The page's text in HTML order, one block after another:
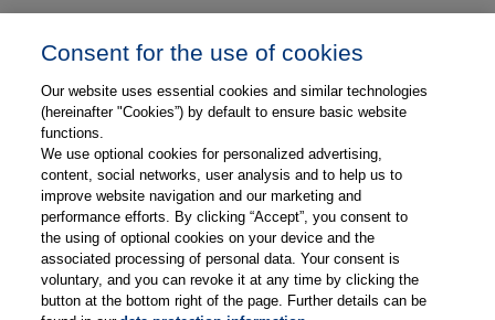
Karriere
Kontakt
Web-Semniare
Anwenderberichte
Partner
Consent for the use of cookies
Our website uses essential cookies and similar technologies
(hereinafter "Cookies”) by default to ensure basic website
functions.
We use optional cookies for personalized advertising,
content, social networks, user analysis and to help us to
improve website navigation and our marketing and
performance efforts. By clicking “Accept”, you consent to
the using of optional cookies on your device and the
associated processing of personal data. Your consent is
voluntary, and you can revoke it at any time by clicking the
button at the bottom right of the page. Further details can be